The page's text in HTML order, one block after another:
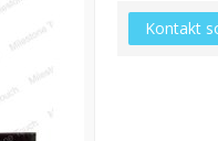
Kontakt